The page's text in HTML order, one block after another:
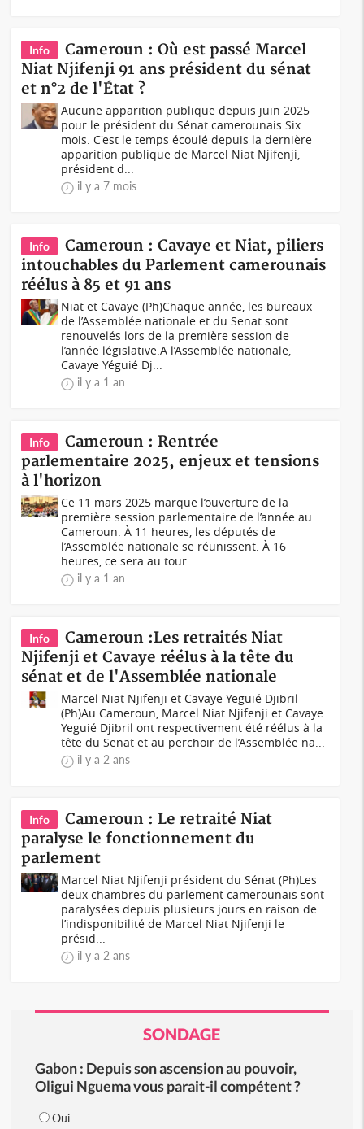
Info
Cameroun : Où est passé Marcel
Niat Njifenji 91 ans président du sénat
et n°2 de l'État ?
Aucune apparition publique depuis juin 2025
pour le président du Sénat camerounais.Six
mois. C'est le temps écoulé depuis la dernière
apparition publique de Marcel Niat Njifenji,
président d...
il y a 7 mois
Info
Cameroun : Cavaye et Niat, piliers
intouchables du Parlement camerounais
réélus à 85 et 91 ans
Niat et Cavaye (Ph)Chaque année, les bureaux
de l’Assemblée nationale et du Senat sont
renouvelés lors de la première session de
l’année législative.A l’Assemblée nationale,
Cavaye Yéguié Dj...
il y a 1 an
Info
Cameroun : Rentrée
parlementaire 2025, enjeux et tensions
à l'horizon
Ce 11 mars 2025 marque l’ouverture de la
première session parlementaire de l’année au
Cameroun. À 11 heures, les députés de
l’Assemblée nationale se réunissent. À 16
heures, ce sera au tour...
il y a 1 an
Info
Cameroun :Les retraités Niat
Njifenji et Cavaye réélus à la tête du
sénat et de l'Assemblée nationale
Marcel Niat Njifenji et Cavaye Yeguié Djibril
(Ph)Au Cameroun, Marcel Niat Njifenji et Cavaye
Yeguié Djibril ont respectivement été réélus à la
tête du Senat et au perchoir de l’Assemblée na...
il y a 2 ans
Info
Cameroun : Le retraité Niat
paralyse le fonctionnement du
parlement
Marcel Niat Njifenji président du Sénat (Ph)Les
deux chambres du parlement camerounais sont
paralysées depuis plusieurs jours en raison de
l’indisponibilité de Marcel Niat Njifenji le
présid...
il y a 2 ans
SONDAGE
Gabon : Depuis son ascension au pouvoir,
Oligui Nguema vous parait-il compétent ?
Oui